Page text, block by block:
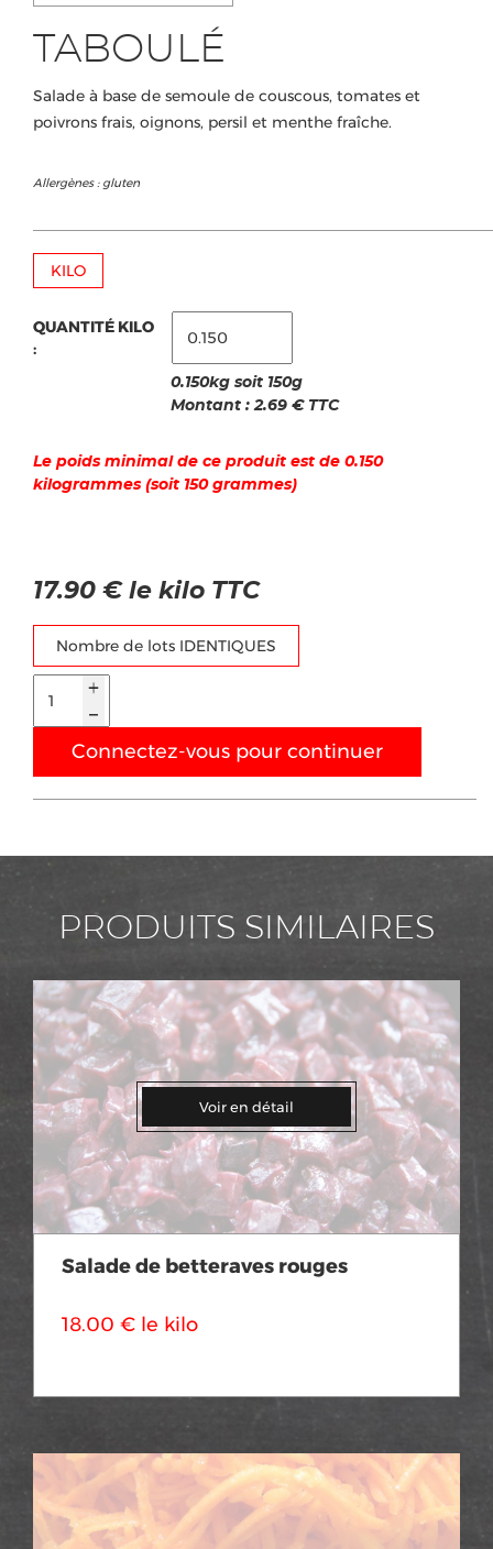
TABOULÉ
Salade à base de semoule de couscous, tomates et
poivrons frais, oignons, persil et menthe fraîche.
Allergènes : gluten
KILO
QUANTITÉ KILO
:
0.150kg soit 150g
Montant :2.69 € TTC
Le poids minimal de ce produit est de 0.150
kilogrammes (soit 150 grammes)
17.90 € le kilo TTC
Nombre de lots IDENTIQUES
Connectez-vous pour continuer
PRODUITS SIMILAIRES
Voir en détail
Salade de betteraves rouges
18.00 € le kilo